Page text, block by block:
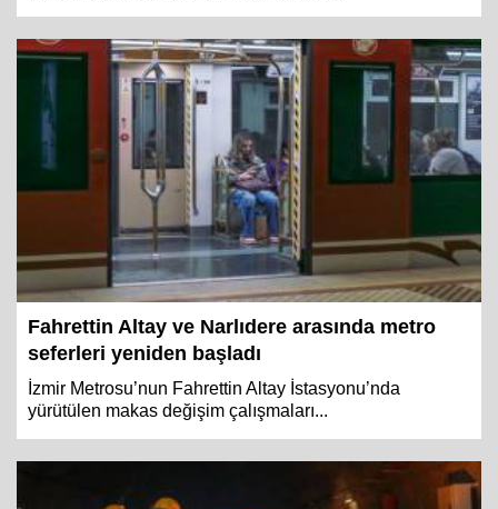
Fahrettin Altay ve Narlıdere arasında metro
seferleri yeniden başladı
İzmir Metrosu’nun Fahrettin Altay İstasyonu’nda
yürütülen makas değişim çalışmaları...